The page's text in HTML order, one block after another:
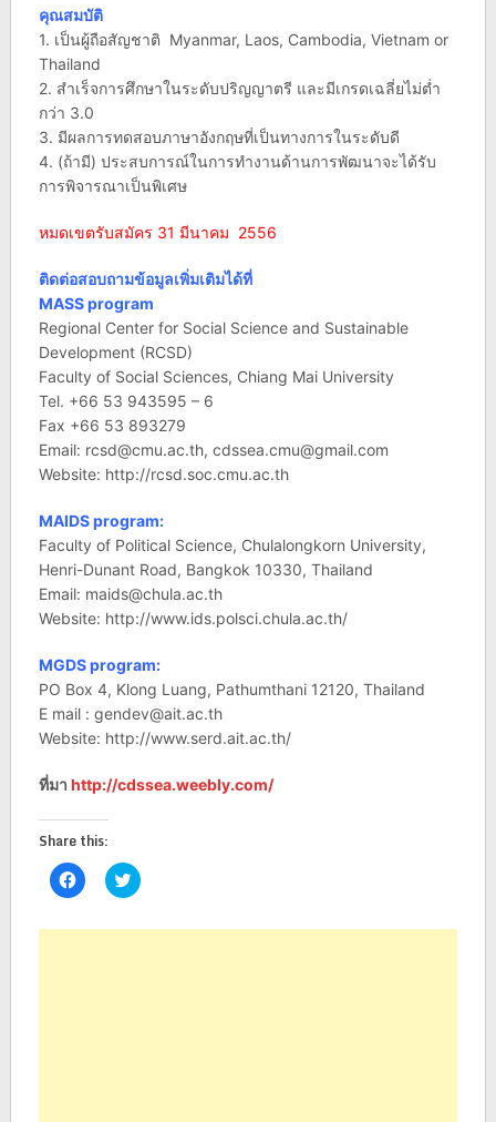
คุณสมบัติ
1. เป็นผู้ถือสัญชาติ Myanmar, Laos, Cambodia, Vietnam or
Thailand
2. สำเร็จการศึกษาในระดับปริญญาตรี และมีเกรดเฉลี่ยไม่ต่ำ
กว่า 3.0
3. มีผลการทดสอบภาษาอังกฤษที่เป็นทางการในระดับดี
4. (ถ้ามี) ประสบการณ์ในการทำงานด้านการพัฒนาจะได้รับ
การพิจารณาเป็นพิเศษ
หมดเขตรับสมัคร 31 มีนาคม 2556
ติดต่อสอบถามข้อมูลเพิ่มเติมได้ที่
MASS program
Regional Center for Social Science and Sustainable
Development (RCSD)
Faculty of Social Sciences, Chiang Mai University
Tel. +66 53 943595 – 6
Fax +66 53 893279
Email: rcsd@cmu.ac.th, cdssea.cmu@gmail.com
Website: http://rcsd.soc.cmu.ac.th
MAIDS program:
Faculty of Political Science, Chulalongkorn University,
Henri-Dunant Road, Bangkok 10330, Thailand
Email: maids@chula.ac.th
Website: http://www.ids.polsci.chula.ac.th/
MGDS program:
PO Box 4, Klong Luang, Pathumthani 12120, Thailand
E mail : gendev@ait.ac.th
Website: http://www.serd.ait.ac.th/
ที่มา http://cdssea.weebly.com/
Share this:
Click
to
Facebook
Click
to
Twitter